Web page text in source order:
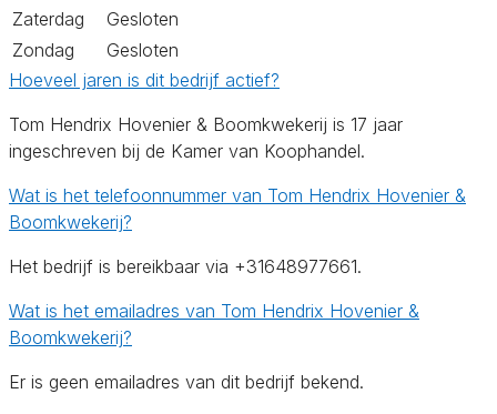
Zaterdag
Gesloten
Zondag
Gesloten
Hoeveel jaren is dit bedrijf actief?
Tom Hendrix Hovenier & Boomkwekerij is 17 jaar
ingeschreven bij de Kamer van Koophandel.
Wat is het telefoonnummer van Tom Hendrix Hovenier &
Boomkwekerij?
Het bedrijf is bereikbaar via +31648977661.
Wat is het emailadres van Tom Hendrix Hovenier &
Boomkwekerij?
Er is geen emailadres van dit bedrijf bekend.